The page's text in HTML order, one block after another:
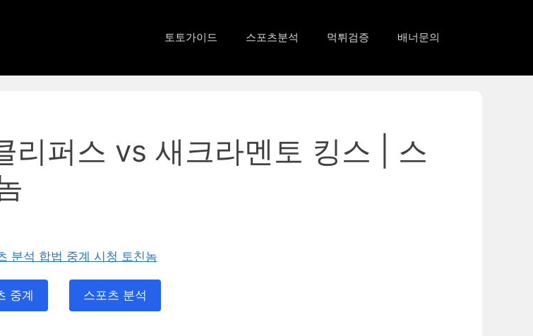
토토가이드 스포츠분석 먹튀검증 배너문의
리퍼스 vs 새크라멘토 킹스 | 스
중계 스포츠 분석